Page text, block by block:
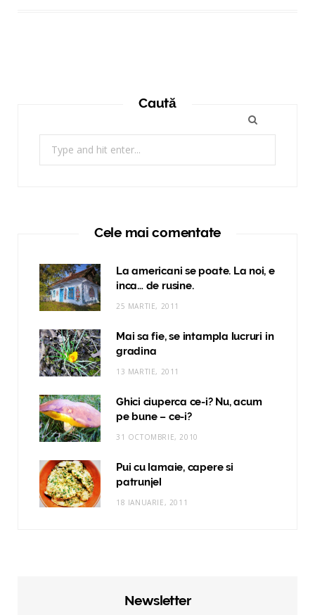
Caută
Cele mai comentate
La americani se poate. La noi, e
inca… de rusine.
25 MARTIE, 2011
Mai sa fie, se intampla lucruri in
gradina
13 MARTIE, 2011
Ghici ciuperca ce-i? Nu, acum
pe bune – ce-i?
31 OCTOMBRIE, 2010
Pui cu lamaie, capere si
patrunjel
18 IANUARIE, 2011
Newsletter